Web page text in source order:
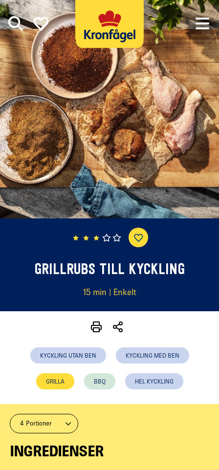
GRILLRUBS TILL KYCKLING
15 min | Enkelt
KYCKLING UTAN BEN KYCKLING MED BEN
GRILLA BBQ HEL KYCKLING
4 Portioner
INGREDIENSER